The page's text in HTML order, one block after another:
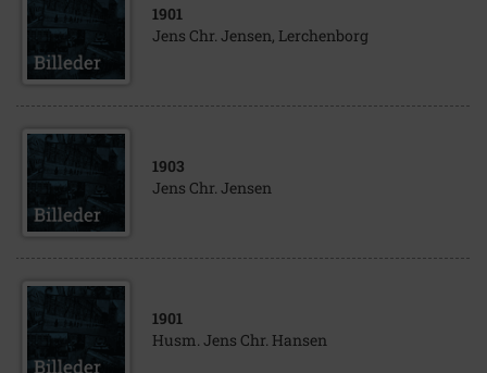
1901
Jens Chr. Jensen, Lerchenborg
1903
Jens Chr. Jensen
1901
Husm. Jens Chr. Hansen